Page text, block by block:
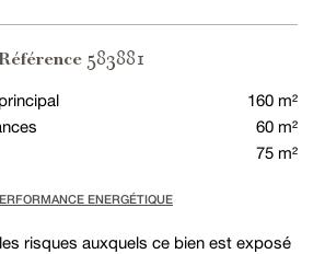
583881
160 m²
60 m²
75 m²
ENERGÉTIQUE
risques auxquels ce bien est exposé